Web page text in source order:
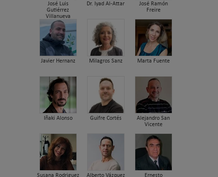
José Luis
Gutiérrez
Villanueva
Dr. Iyad Al-Attar
José Ramón
Freire
Javier Hernanz Milagros Sanz Marta Fuente
Iñaki Alonso Guifre Cortés
Alejandro San
Vicente
Susana Rodriguez
Alberto Vázquez
Ernesto